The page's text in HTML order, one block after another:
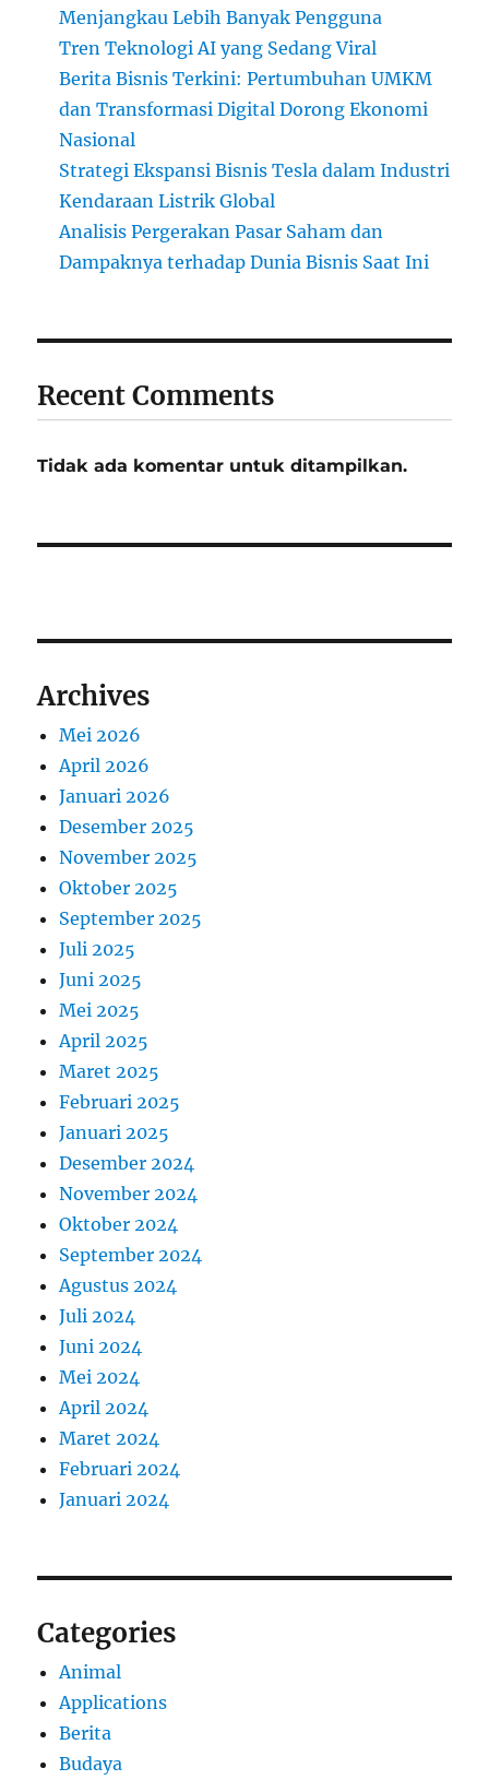
Menjangkau Lebih Banyak Pengguna
Tren Teknologi AI yang Sedang Viral
Berita Bisnis Terkini: Pertumbuhan UMKM
dan Transformasi Digital Dorong Ekonomi
Nasional
Strategi Ekspansi Bisnis Tesla dalam Industri
Kendaraan Listrik Global
Analisis Pergerakan Pasar Saham dan
Dampaknya terhadap Dunia Bisnis Saat Ini
Recent Comments
Tidak ada komentar untuk ditampilkan.
Archives
Mei 2026
April 2026
Januari 2026
Desember 2025
November 2025
Oktober 2025
September 2025
Juli 2025
Juni 2025
Mei 2025
April 2025
Maret 2025
Februari 2025
Januari 2025
Desember 2024
November 2024
Oktober 2024
September 2024
Agustus 2024
Juli 2024
Juni 2024
Mei 2024
April 2024
Maret 2024
Februari 2024
Januari 2024
Categories
Animal
Applications
Berita
Budaya